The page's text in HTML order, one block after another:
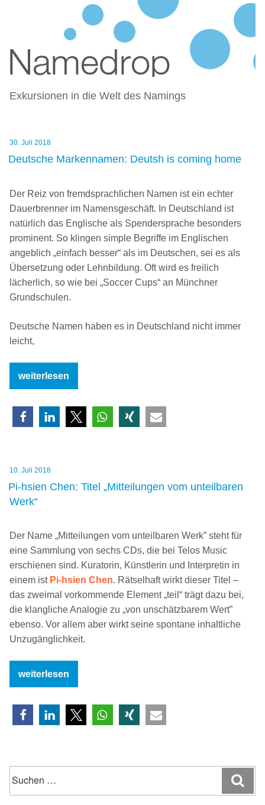
NAMEDROP – BLOG ZU
NAMENSFINDUNG UND NAMING
Exkursionen in die Welt des Namings
Veröffentlicht
am
30. Juli 2018
Deutsche Markennamen: Deutsh is coming home
Der Reiz von fremdsprachlichen Namen ist ein echter
Dauerbrenner im Namensgeschäft. In Deutschland ist
natürlich das Englische als Spendersprache besonders
prominent. So klingen simple Begriffe im Englischen
angeblich „einfach besser“ als im Deutschen, sei es als
Übersetzung oder Lehnbildung. Oft wird es freilich
lächerlich, so wie bei „Soccer Cups“ an Münchner
Grundschulen.
Deutsche Namen haben es in Deutschland nicht immer
leicht,
„Deutsche
Markennamen:
Deutsh
is
weiterlesen
Veröffentlicht
am
10. Juli 2018
Pi-hsien Chen: Titel „Mitteilungen vom unteilbaren
Werk“
Der Name „Mitteilungen vom unteilbaren Werk” steht für
eine Sammlung von sechs CDs, die bei Telos Music
erschienen sind. Kuratorin, Künstlerin und Interpretin in
einem ist Pi-hsien Chen. Rätselhaft wirkt dieser Titel –
das zweimal vorkommende Element „teil“ trägt dazu bei,
die klangliche Analogie zu „von unschätzbarem Wert”
ebenso. Vor allem aber wirkt seine spontane inhaltliche
Unzugänglichkeit.
„Pi-
hsien
Chen:
Titel
Werk““
weiterlesen